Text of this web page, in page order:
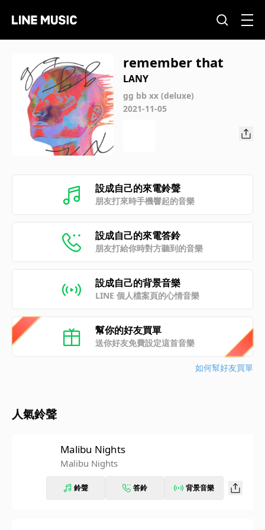
remember that
LANY
gg bb xx (deluxe)
2021-11-05
設成自己的來電鈴聲
朋友打來時手機響起的音樂
設成自己的來電答鈴
朋友打給你時對方聽到的音樂
設成自己的背景音樂
LINE 個人檔案頁的心情音樂
幫你的好友買單
送你好友免費設定這首音樂
如何幫好友買單
人氣鈴聲
Malibu Nights
Malibu Nights
鈴聲 答鈴 背景音樂